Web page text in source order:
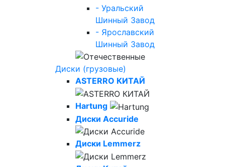
- Уральский
Шинный Завод
- Ярославский
Шинный Завод
Диски (грузовые)
ASTERRO КИТАЙ
Hartung
Диски Accuride
Диски Lemmerz